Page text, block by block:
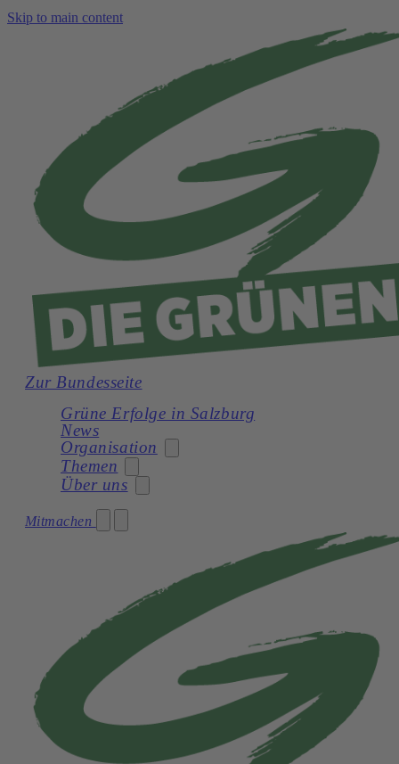
Skip to main content
Zur Bundesseite
Grüne Erfolge in Salzburg
News
Organisation
Stadträtin
Gemeinderatswahl 2024 – Unser Team
Themen
Soziales
Verkehr und Mobilität
Kultur
Natur und Umwelt
Demokratie
Über uns
Unsere Statuten
Geschichte
Mitmachen